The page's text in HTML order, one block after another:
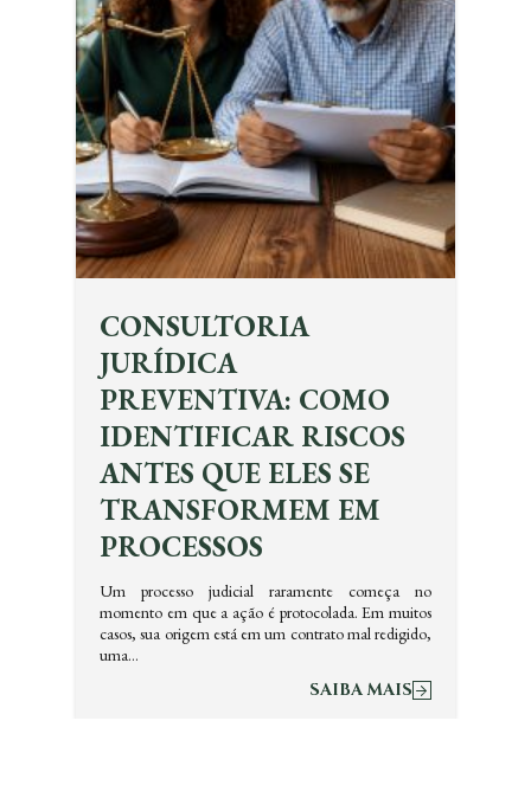
CONSULTORIA
JURÍDICA
PREVENTIVA: COMO
IDENTIFICAR RISCOS
ANTES QUE ELES SE
TRANSFORMEM EM
PROCESSOS
Um processo judicial raramente começa no
momento em que a ação é protocolada. Em muitos
casos, sua origem está em um contrato mal redigido,
uma…
SAIBA MAIS